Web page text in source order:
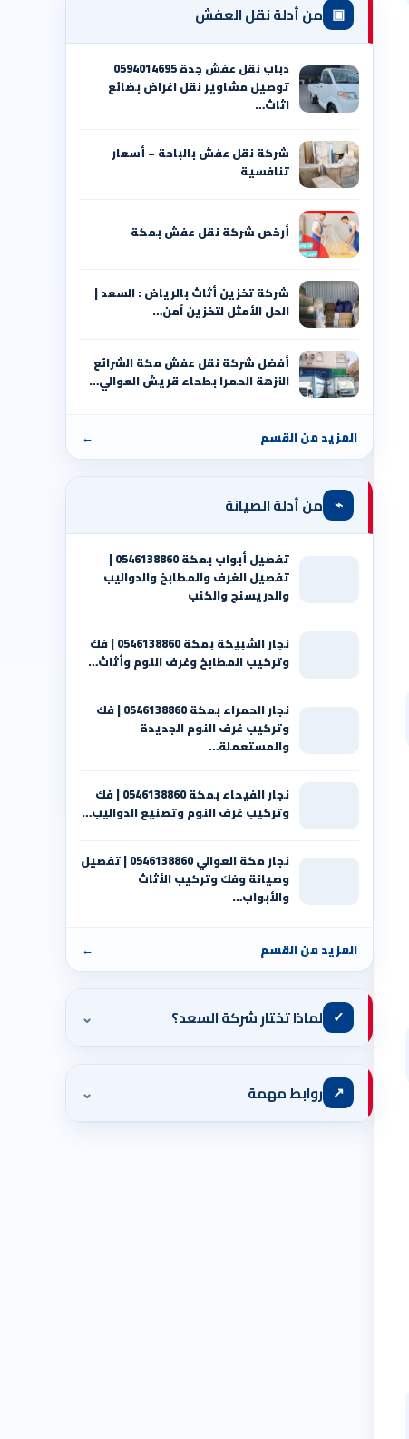
▣ من أدلة نقل العفش
دباب نقل عفش جدة 0594014695
توصيل مشاوير نقل اغراض بضائع
اثاث…
شركة نقل عفش بالباحة – أسعار
تنافسية
أرخص شركة نقل عفش بمكة
شركة تخزين أثاث بالرياض : السعد |
الحل الأمثل لتخزين آمن…
أفضل شركة نقل عفش مكة الشرائع
النزهة الحمرا بطحاء قريش العوالي…
المزيد من القسم ←
⌁ من أدلة الصيانة
تفصيل أبواب بمكة 0546138860 |
تفصيل الغرف والمطابخ والدواليب
والدريسنج والكنب
نجار الشبيكة بمكة 0546138860⁩ | فك
وتركيب المطابخ وغرف النوم وأثاث…
نجار الحمراء بمكة 0546138860⁩ | فك
وتركيب غرف النوم الجديدة
والمستعملة…
نجار الفيحاء بمكة 0546138860⁩ | فك
وتركيب غرف النوم وتصنيع الدواليب…
نجار مكة العوالي 0546138860⁩ | تفصيل
وصيانة وفك وتركيب الأثاث
والأبواب…
المزيد من القسم ←
✓ لماذا تختار شركة السعد؟ ⌄
↗ روابط مهمة ⌄